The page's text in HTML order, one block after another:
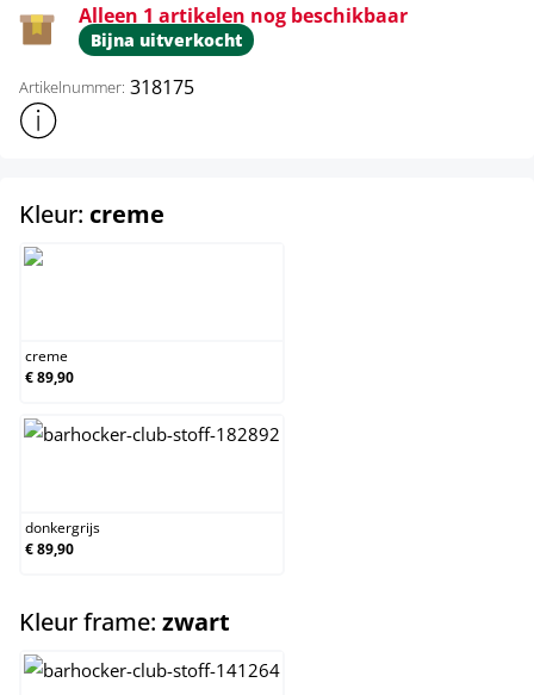
Alleen 1 artikelen nog beschikbaar
Bijna uitverkocht
Artikelnummer: 318175
Toon meer productinformatie
Kleur: creme
creme
€ 89,90
donkergrijs
€ 89,90
Kleur frame: zwart